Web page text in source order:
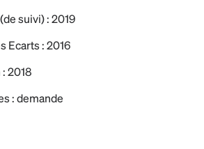
suivi) : 2019
Ecarts : 2016
2018
: demande